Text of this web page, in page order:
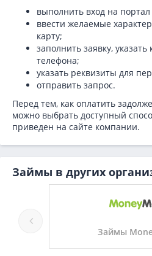
выполнить вход на
ввести желаемые
карту;
заполнить заявку,
телефона;
указать реквизиты для
отправить запрос.
Перед тем, как оплатить
можно выбрать доступный
приведен на сайте компании.
Займы в других
Займы